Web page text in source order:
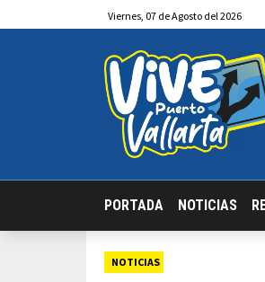
Viernes, 07 deAgosto del 2026
PORTADA NOTICIAS
NOTICIAS